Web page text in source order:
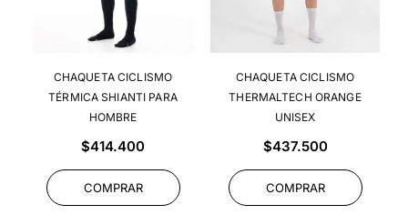
CHAQUETA CICLISMO
TÉRMICA SHIANTI PARA
HOMBRE
Precio
$414.400
COMPRAR
CHAQUETA CICLISMO
THERMALTECH ORANGE
UNISEX
Precio
$437.500
COMPRAR